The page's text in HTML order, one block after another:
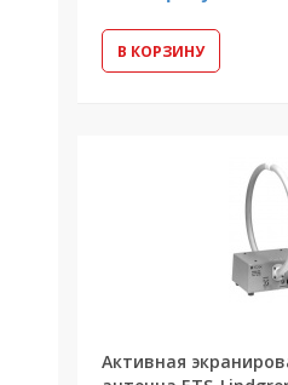
В КОРЗИНУ
Активная